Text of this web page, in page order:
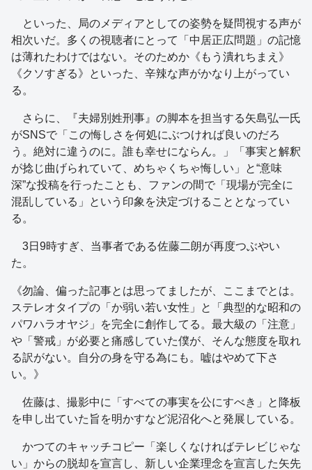
といった、局のメディアとしての姿勢を疑問視する声が
相次いだ。多くの視聴者にとって「中居正広問題」の記憶
は薄れたわけではない。そのためか《もう潰れちまえ》
《クソすぎる》といった、辛辣な声がかなり上がってい
る。
さらに、『夫婦別姓刑事』の脚本を担当する矢島弘一氏
がSNSで「この悔しさを何処にぶつければ良いのだろ
う。絶対に違うのに。誰も幸せにならん。」「事実と解釈
が捻じ曲げられていて、めちゃくちゃ悔しい」と“意味
深”な投稿を行ったことも、ファンの間で「現場が完全に
混乱している」という印象を決定づけることとなってい
る。
3日9時すぎ、当事者である佐藤二朗が再度つぶやい
た。
《勿論、偏った記事とは思ってましたが、ここまでとは。
ステレオタイプの「か弱い若い女性」と「典型的な昭和の
パワハラオヤジ」を完全に創作してる。最大級の「注意」
や「警戒」が必要と痛感していた僕が、そんな態度を取れ
る訳がない。自分の身を守る為にも。嘘はやめて下さ
い。》
佐藤は、撮影中に「すべての事実を公にすべき」と降板
を申し出ていた旨を明かすなど泥沼化へと発展している。
かつてのキャッチコピー「楽しくなければテレビじゃな
い」からの脱却を宣言し、新しい企業理念を宣言した矢先